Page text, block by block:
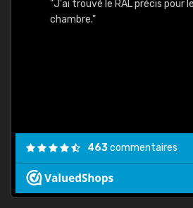
"J'ai trouvé le RAL précis pour
chambre."
463commentaires